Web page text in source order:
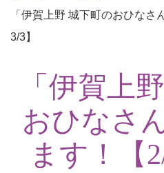
「伊賀上野 城下町のおひなさ
3/3】
「伊賀上
おひなさ
ます！【